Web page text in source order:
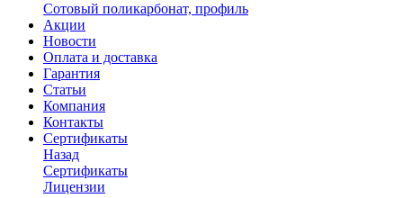
Сотовый поликарбонат, профиль
Акции
Новости
Оплата и доставка
Гарантия
Статьи
Компания
Контакты
Сертификаты
Назад
Сертификаты
Лицензии